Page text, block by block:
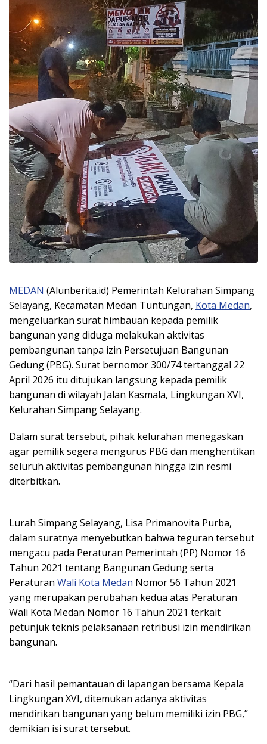
MEDAN (Alunberita.id) Pemerintah Kelurahan Simpang
Selayang, Kecamatan Medan Tuntungan, Kota Medan,
mengeluarkan surat himbauan kepada pemilik
bangunan yang diduga melakukan aktivitas
pembangunan tanpa izin Persetujuan Bangunan
Gedung (PBG). Surat bernomor 300/74 tertanggal 22
April 2026 itu ditujukan langsung kepada pemilik
bangunan di wilayah Jalan Kasmala, Lingkungan XVI,
Kelurahan Simpang Selayang.
Dalam surat tersebut, pihak kelurahan menegaskan
agar pemilik segera mengurus PBG dan menghentikan
seluruh aktivitas pembangunan hingga izin resmi
diterbitkan.
Lurah Simpang Selayang, Lisa Primanovita Purba,
dalam suratnya menyebutkan bahwa teguran tersebut
mengacu pada Peraturan Pemerintah (PP) Nomor 16
Tahun 2021 tentang Bangunan Gedung serta
Peraturan Wali Kota Medan Nomor 56 Tahun 2021
yang merupakan perubahan kedua atas Peraturan
Wali Kota Medan Nomor 16 Tahun 2021 terkait
petunjuk teknis pelaksanaan retribusi izin mendirikan
bangunan.
“Dari hasil pemantauan di lapangan bersama Kepala
Lingkungan XVI, ditemukan adanya aktivitas
mendirikan bangunan yang belum memiliki izin PBG,”
demikian isi surat tersebut.